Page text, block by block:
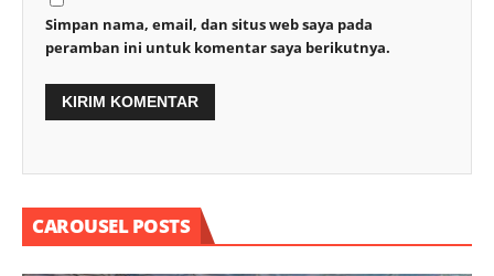
Simpan nama, email, dan situs web saya pada
peramban ini untuk komentar saya berikutnya.
CAROUSEL POSTS